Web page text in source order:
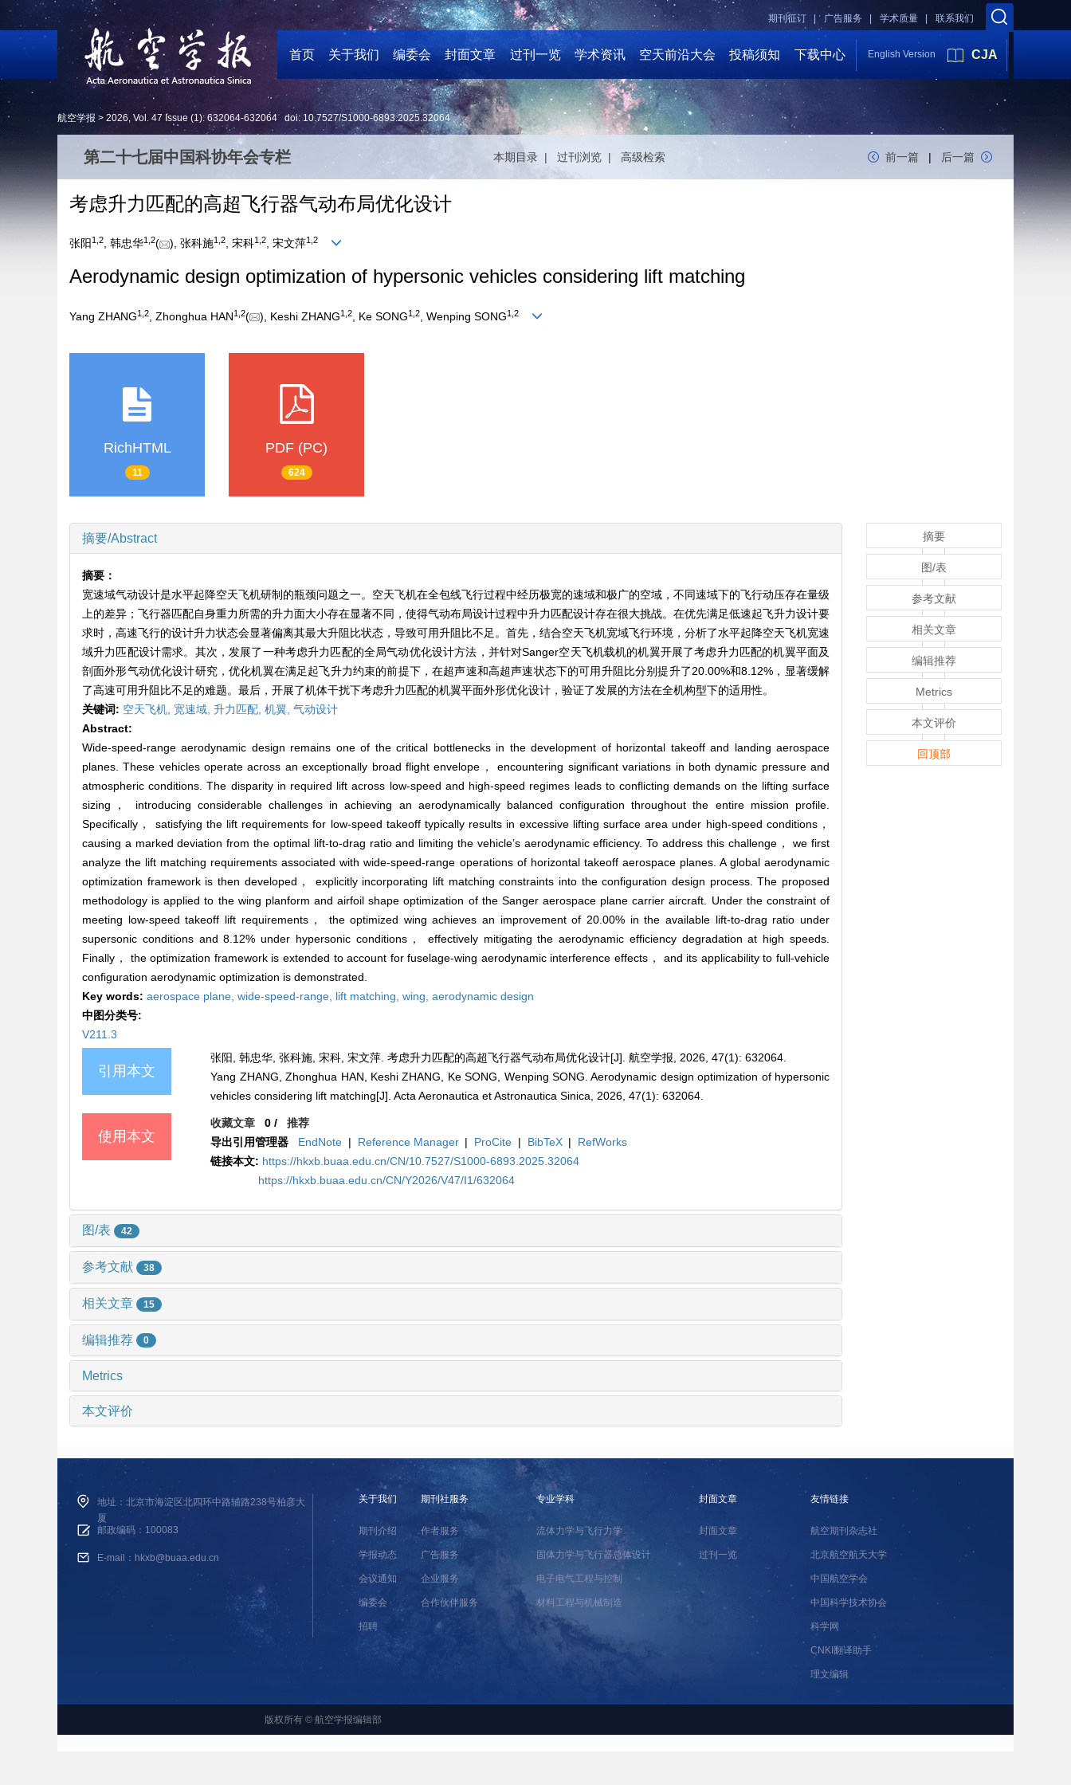
联系我们
学术质量 |
广告服务 |
期刊征订 |
首页 关于我们 编委会 封面文章 过刊一览 学术资讯 空天前沿大会 投稿须知 下载中心 English Version CJA
航空学报 > 2026, Vol. 47 Issue (1): 632064-632064 doi:10.7527/S1000-6893.2025.32064
第二十七届中国科协年会专栏 本期目录 | 过刊浏览 | 高级检索 前一篇 | 后一篇
考虑升力匹配的高超飞行器气动布局优化设计
张阳1 2, 韩忠华1 2( ), 张科施1 2, 宋科1 2, 宋文萍1 2
Aerodynamic design optimization of hypersonic vehicles considering lift matching
Yang ZHANG1 2 , Zhonghua HAN1 2( ), Keshi ZHANG1 2 , Ke SONG1 2 , Wenping SONG1 2
RichHTML
11
PDF (PC)
624
摘要/Abstract
摘要：
宽速域气动设计是水平起降空天飞机研制的瓶颈问题之一。空天飞机在全包线飞行过程中经历极宽的速域和极广的空域，不同速域下的飞行动压存在量级
上的差异；飞行器匹配自身重力所需的升力面大小存在显著不同，使得气动布局设计过程中升力匹配设计存在很大挑战。在优先满足低速起飞升力设计要
求时，高速飞行的设计升力状态会显著偏离其最大升阻比状态，导致可用升阻比不足。首先，结合空天飞机宽域飞行环境，分析了水平起降空天飞机宽速
域升力匹配设计需求。其次，发展了一种考虑升力匹配的全局气动优化设计方法，并针对Sanger空天飞机载机的机翼开展了考虑升力匹配的机翼平面及
剖面外形气动优化设计研究，优化机翼在满足起飞升力约束的前提下，在超声速和高超声速状态下的可用升阻比分别提升了20.00%和8.12%，显著缓解
了高速可用升阻比不足的难题。最后，开展了机体干扰下考虑升力匹配的机翼平面外形优化设计，验证了发展的方法在全机构型下的适用性。
关键词: 空天飞机, 宽速域, 升力匹配, 机翼, 气动设计
Abstract:
Wide-speed-range aerodynamic design remains one of the critical bottlenecks in the development of horizontal takeoff and landing aerospace
planes. These vehicles operate across an exceptionally broad flight envelope， encountering significant variations in both dynamic pressure and
atmospheric conditions. The disparity in required lift across low-speed and high-speed regimes leads to conflicting demands on the lifting surface
sizing， introducing considerable challenges in achieving an aerodynamically balanced configuration throughout the entire mission profile.
Specifically， satisfying the lift requirements for low-speed takeoff typically results in excessive lifting surface area under high-speed conditions，
causing a marked deviation from the optimal lift-to-drag ratio and limiting the vehicle’s aerodynamic efficiency. To address this challenge， we first
analyze the lift matching requirements associated with wide-speed-range operations of horizontal takeoff aerospace planes. A global aerodynamic
optimization framework is then developed， explicitly incorporating lift matching constraints into the configuration design process. The proposed
methodology is applied to the wing planform and airfoil shape optimization of the Sanger aerospace plane carrier aircraft. Under the constraint of
meeting low-speed takeoff lift requirements， the optimized wing achieves an improvement of 20.00% in the available lift-to-drag ratio under
supersonic conditions and 8.12% under hypersonic conditions， effectively mitigating the aerodynamic efficiency degradation at high speeds.
Finally， the optimization framework is extended to account for fuselage-wing aerodynamic interference effects， and its applicability to full-vehicle
configuration aerodynamic optimization is demonstrated.
Key words: aerospace plane, wide-speed-range, lift matching, wing, aerodynamic design
中图分类号:
V211.3
引用本文
张阳, 韩忠华, 张科施, 宋科, 宋文萍. 考虑升力匹配的高超飞行器气动布局优化设计[J]. 航空学报, 2026, 47(1): 632064.
Yang ZHANG, Zhonghua HAN, Keshi ZHANG, Ke SONG, Wenping SONG. Aerodynamic design optimization of hypersonic
vehicles considering lift matching[J]. Acta Aeronautica et Astronautica Sinica, 2026, 47(1): 632064.
使用本文
收藏文章 0 /推荐
导出引用管理器
EndNote | Reference Manager | ProCite | BibTeX |
RefWorks
链接本文: https://hkxb.buaa.edu.cn/CN/10.7527/S1000-6893.2025.32064
https://hkxb.buaa.edu.cn/CN/Y2026/V47/I1/632064
图/表 42
参考文献 38
相关文章 15
编辑推荐 0
Metrics
本文评价
摘要
图/表
参考文献
相关文章
编辑推荐
Metrics
本文评价
回顶部
地址：北京市海淀区北四环中路辅路238号柏彦大
厦
邮政编码：100083
E-mail：hkxb@buaa.edu.cn
关于我们
期刊介绍
学报动态
会议通知
编委会
招聘
期刊社服务
作者服务
广告服务
企业服务
合作伙伴服务
专业学科
流体力学与飞行力学
固体力学与飞行器总体设计
电子电气工程与控制
材料工程与机械制造
封面文章
封面文章
过刊一览
友情链接
航空期刊杂志社
北京航空航天大学
中国航空学会
中国科学技术协会
科学网
CNKI翻译助手
理文编辑
版权所有 © 航空学报编辑部